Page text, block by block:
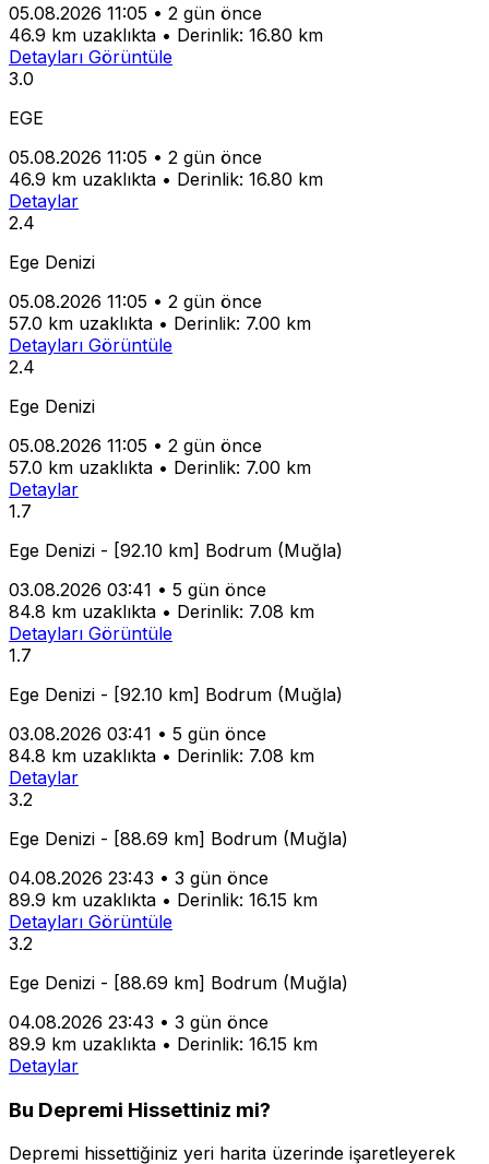
05.08.2026 11:05 • 2 gün önce
46.9 km uzaklıkta • Derinlik: 16.80 km
Detayları Görüntüle
3.0
EGE
05.08.2026 11:05 • 2 gün önce
46.9 km uzaklıkta • Derinlik: 16.80 km
Detaylar
2.4
Ege Denizi
05.08.2026 11:05 • 2 gün önce
57.0 km uzaklıkta • Derinlik: 7.00 km
Detayları Görüntüle
2.4
Ege Denizi
05.08.2026 11:05 • 2 gün önce
57.0 km uzaklıkta • Derinlik: 7.00 km
Detaylar
1.7
Ege Denizi - [92.10 km] Bodrum (Muğla)
03.08.2026 03:41 • 5 gün önce
84.8 km uzaklıkta • Derinlik: 7.08 km
Detayları Görüntüle
1.7
Ege Denizi - [92.10 km] Bodrum (Muğla)
03.08.2026 03:41 • 5 gün önce
84.8 km uzaklıkta • Derinlik: 7.08 km
Detaylar
3.2
Ege Denizi - [88.69 km] Bodrum (Muğla)
04.08.2026 23:43 • 3 gün önce
89.9 km uzaklıkta • Derinlik: 16.15 km
Detayları Görüntüle
3.2
Ege Denizi - [88.69 km] Bodrum (Muğla)
04.08.2026 23:43 • 3 gün önce
89.9 km uzaklıkta • Derinlik: 16.15 km
Detaylar
Bu Depremi Hissettiniz mi?
Depremi hissettiğiniz yeri harita üzerinde işaretleyerek